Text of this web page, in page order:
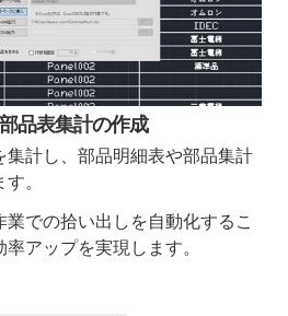
品表集計の作成
集計し、部品明細表や部品集計
。
での拾い出しを自動化するこ
アップを実現します。